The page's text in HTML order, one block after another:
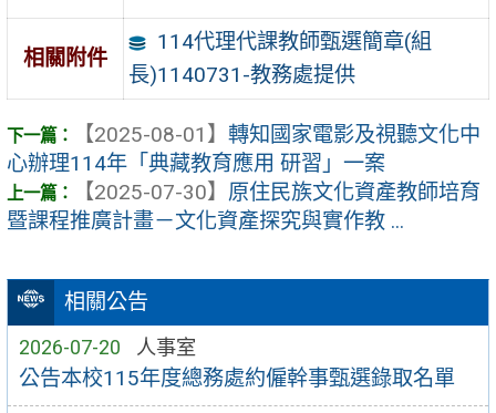
相關公告
2026-07-20 人事室
公告本校115年度總務處約僱幹事甄選錄取名單
相關附件
114代理代課教師甄選簡章(組
長)1140731-教務處提供
【2025-08-01】 轉知國家電影及視聽文化中
心辦理114年「典藏教育應用 研習」一案
【2025-07-30】 原住民族文化資產教師培育
暨課程推廣計畫－文化資產探究與實作教 ...